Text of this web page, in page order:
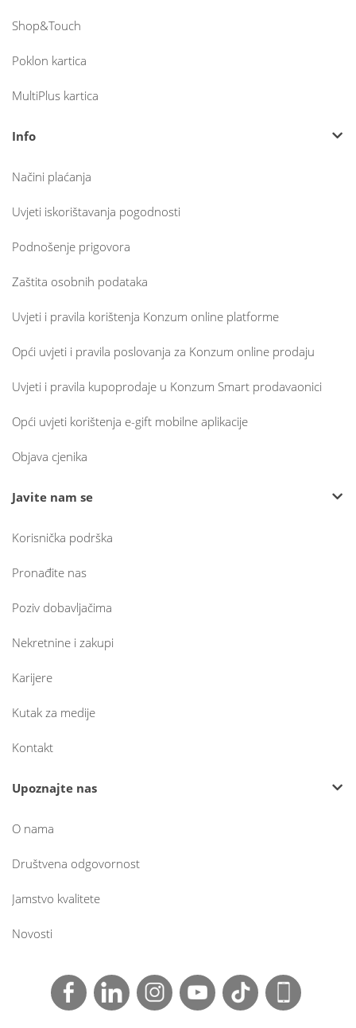
Shop&Touch
Poklon kartica
MultiPlus kartica
Info
Načini plaćanja
Uvjeti iskorištavanja pogodnosti
Podnošenje prigovora
Zaštita osobnih podataka
Uvjeti i pravila korištenja Konzum online platforme
Opći uvjeti i pravila poslovanja za Konzum online prodaju
Uvjeti i pravila kupoprodaje u Konzum Smart prodavaonici
Opći uvjeti korištenja e-gift mobilne aplikacije
Objava cjenika
Javite nam se
Korisnička podrška
Pronađite nas
Poziv dobavljačima
Nekretnine i zakupi
Karijere
Kutak za medije
Kontakt
Upoznajte nas
O nama
Društvena odgovornost
Jamstvo kvalitete
Novosti